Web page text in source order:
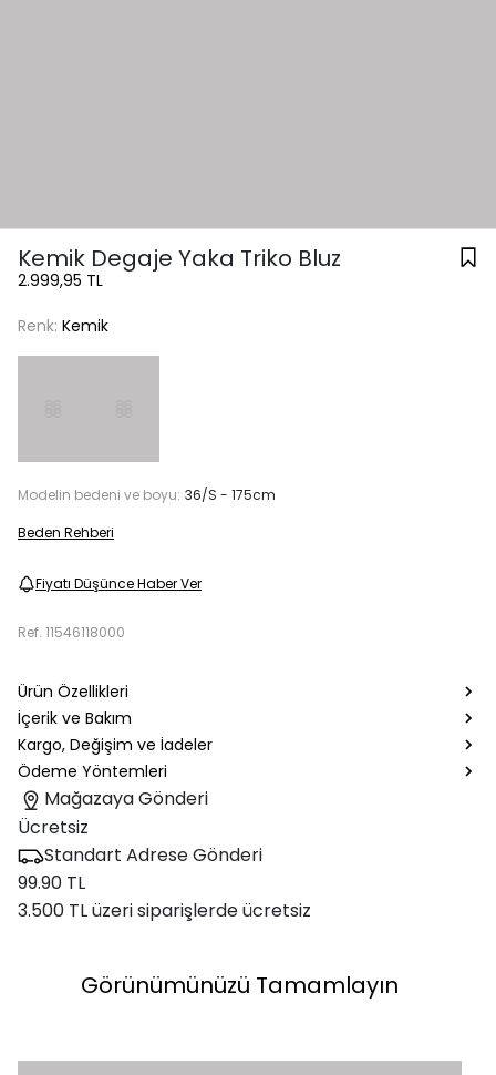
Kemik Degaje Yaka Triko Bluz
2.999,95 TL
Renk: Kemik
Modelin bedeni ve boyu: 36/S - 175cm
Beden Rehberi
Fiyatı Düşünce Haber Ver
Ref. 11546118000
Ürün Özellikleri
İçerik ve Bakım
Kargo, Değişim ve İadeler
Ödeme Yöntemleri
Mağazaya Gönderi
Ücretsiz
Standart Adrese Gönderi
99.90 TL
3.500 TL üzeri siparişlerde ücretsiz
Görünümünüzü Tamamlayın